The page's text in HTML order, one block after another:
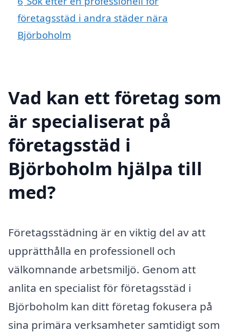
företagsstäd i andra städer nära
Björboholm
Vad kan ett företag som
är specialiserat på
företagsstäd i
Björboholm hjälpa till
med?
Företagsstädning är en viktig del av att
upprätthålla en professionell och
välkomnande arbetsmiljö. Genom att
anlita en specialist för företagsstäd i
Björboholm kan ditt företag fokusera på
sina primära verksamheter samtidigt som